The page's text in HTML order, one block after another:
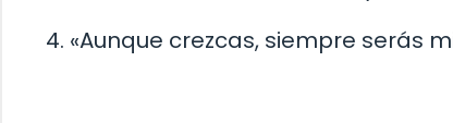
4. «Aunque crezcas, siempre serás